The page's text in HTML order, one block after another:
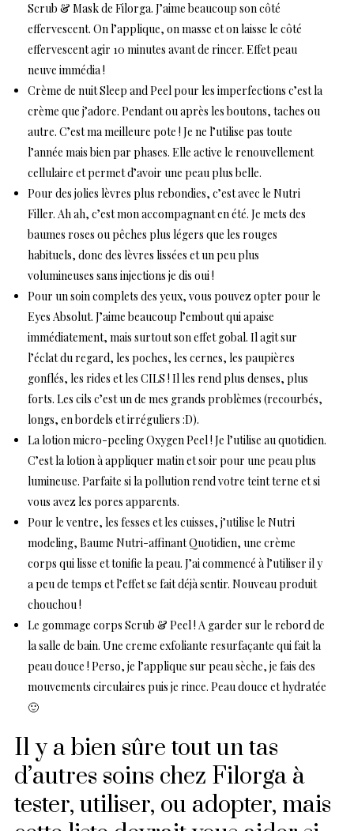
Scrub & Maskde Filorga. J’aime beaucoup son côté
effervescent. On l’applique, on masse et on laisse le côté
effervescent agir 10 minutes avant de rincer. Effet peau
neuve immédia !
Crème de nuitSleep and Peelpour les imperfections c’est la
crème que j’adore. Pendant ou après les boutons, taches ou
autre. C’est ma meilleure pote ! Je ne l’utilise pas toute
l’année mais bien par phases. Elle active le renouvellement
cellulaire et permet d’avoir une peau plus belle.
Pour des jolies lèvres plus rebondies, c’est avec le Nutri
Filler. Ah ah, c’est mon accompagnant en été. Je mets des
baumes roses ou pêches plus légers que les rouges
habituels, donc des lèvres lissées et un peu plus
volumineuses sans injections je dis oui !
Pour un soin complets des yeux, vous pouvez opter pour le
Eyes Absolut. J’aime beaucoup l’embout qui apaise
immédiatement, mais surtout son effet gobal. Il agit sur
l’éclat du regard, les poches, les cernes, les paupières
gonflés, les rides et les CILS ! Il les rend plus denses, plus
forts. Les cils c’est un de mes grands problèmes (recourbés,
longs, en bordels et irréguliers :D).
La lotion micro-peelingOxygen Peel! Je l’utilise au quotidien.
C’est la lotion à appliquer matin et soir pour une peau plus
lumineuse. Parfaite si la pollution rend votre teint terne et si
vous avez les pores apparents.
Pour le ventre, les fesses et les cuisses, j’utilise le Nutri
modeling, Baume Nutri-affinant Quotidien, une crème
corps qui lisse et tonifie la peau. J’ai commencé à l’utiliser il y
a peu de temps et l’effet se fait déjà sentir. Nouveau produit
chouchou !
Le gommage corps Scrub & Peel! A garder sur le rebord de
la salle de bain. Une creme exfoliante resurfaçante qui fait la
peau douce ! Perso, je l’applique sur peau sèche, je fais des
mouvements circulaires puis je rince. Peau douce et hydratée
🙂
Il y a bien sûre tout un tas
d’autres soins chez Filorga à
tester, utiliser, ou adopter, mais